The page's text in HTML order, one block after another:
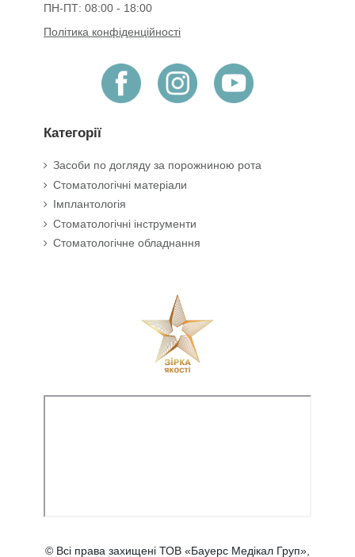
ПН-ПТ: 08:00 - 18:00
Політика конфіденційності
Категорії
Засоби по догляду за порожниною рота
Стоматологічні матеріали
Імплантологія
Стоматологічні інструменти
Стоматологічне обладнання
© Всі права захищені ТОВ «Бауерс Медікал Груп»,